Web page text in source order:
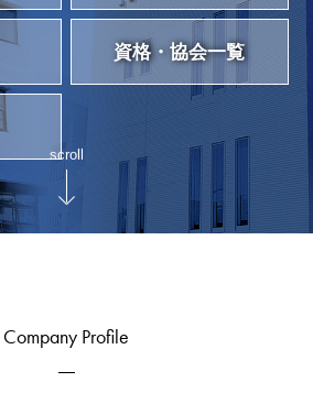
資格・協会一覧
scroll
Company Profile